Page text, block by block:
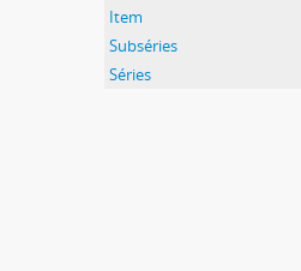
Item
Subséries
Séries